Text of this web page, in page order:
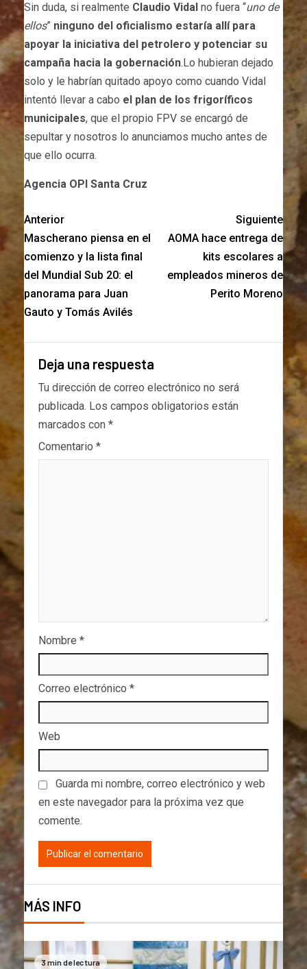
Sin duda, si realmente Claudio Vidal no fuera “uno de
ellos” ninguno del oficialismo estaría allí para
apoyar la iniciativa del petrolero y potenciar su
campaña hacia la gobernación.Lo hubieran dejado
solo y le habrían quitado apoyo como cuando Vidal
intentó llevar a cabo el plan de los frigoríficos
municipales, que el propio FPV se encargó de
sepultar y nosotros lo anunciamos mucho antes de
que ello ocurra.
Agencia OPI Santa Cruz
Anterior
Mascherano piensa en el
comienzo y la lista final
del Mundial Sub 20: el
panorama para Juan
Gauto y Tomás Avilés
Siguiente
AOMA hace entrega de
kits escolares a
empleados mineros de
Perito Moreno
Deja una respuesta
Tu dirección de correo electrónico no será
publicada. Los campos obligatorios están
marcados con *
Comentario *
Nombre *
Correo electrónico *
Web
Guarda mi nombre, correo electrónico y web
en este navegador para la próxima vez que
comente.
MÁS INFO
3 min de lectura